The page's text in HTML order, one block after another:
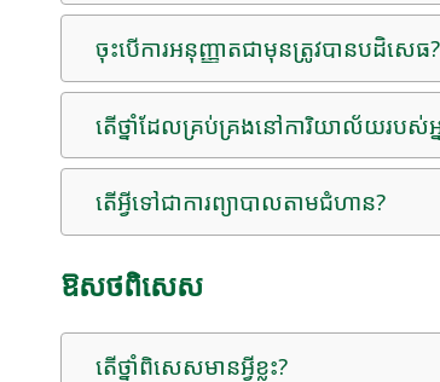
ចុះបើការអនុញ្ញាតជាមុនត្រូវបានបដិសេធ?
តើថ្នាំដែលគ្រប់គ្រងនៅការិយាល័យរបស់អ្ន
តើ​អ្វី​ទៅ​ជា​ការ​ព្យាបាល​តាម​ជំហាន?
ឱសថពិសេស
តើថ្នាំពិសេសមានអ្វីខ្លះ?